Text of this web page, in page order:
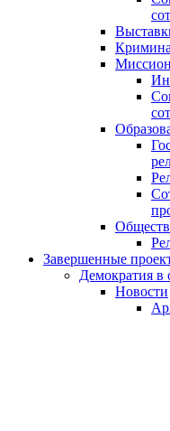
Завершенные
Демократия в
Новости